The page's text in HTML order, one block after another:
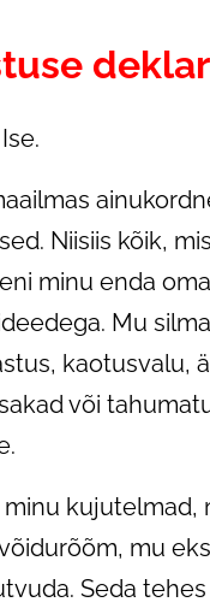
Niisiis kõik,
minu enda
Mu
kaotusvalu,
või
kujutelmad,
mu
Seda